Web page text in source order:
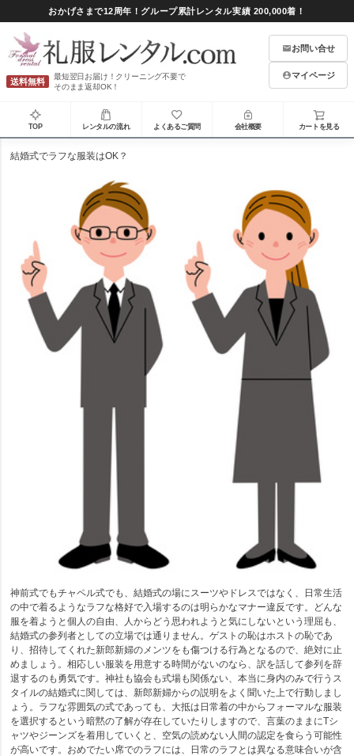
おかげさまで12周年！グループ累計レンタル実績 200,000着！
送料無料
最短翌日お届け！クリーニング不要で
そのまま返却OK！
お問い合せ
マイページ
TOP レンタルの流れ よくあるご質問 会社概要 カートを見る
結婚式でラフな服装はOK？
神前式でもチャペル式でも、結婚式の場にスーツやドレスではなく、日常生活
の中で着るようなラフな格好で入場するのは明らかなマナー違反です。どんな
服を着ようと個人の自由、人からどう思われようと気にしないという理屈も、
結婚式の参列者としての立場では通りません。ゲストの恥はホストの恥であ
り、招待してくれた新郎新婦のメンツをも傷つける行為となるので、絶対に止
めましょう。相応しい服装を用意する時間がないのなら、訳を話して参列を辞
退するのも勇気です。神社も協会も式場も関係ない、本当に身内のみで行うス
タイルの結婚式に関しては、新郎新婦からの説明をよく聞いた上で行動しまし
ょう。ラフな雰囲気の式であっても、大抵は日常着の中からフォーマルな服装
を選択するという暗黙の了解が存在していたりしますので、言葉のままにTシ
ャツやジーンズを着用していくと、空気の読めない人間の認定を食らう可能性
が高いです。おめでたい席でのラフには、日常のラフとは異なる意味合いが含